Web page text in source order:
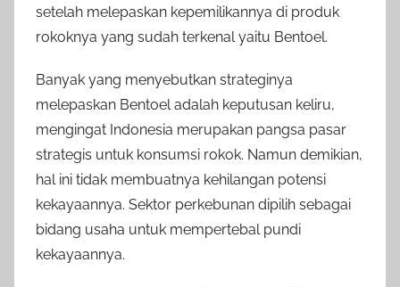
setelah melepaskan kepemilikannya di produk
rokoknya yang sudah terkenal yaitu Bentoel.
Banyak yang menyebutkan strateginya
melepaskan Bentoel adalah keputusan keliru,
mengingat Indonesia merupakan pangsa pasar
strategis untuk konsumsi rokok. Namun demikian,
hal ini tidak membuatnya kehilangan potensi
kekayaannya. Sektor perkebunan dipilih sebagai
bidang usaha untuk mempertebal pundi
kekayaannya.